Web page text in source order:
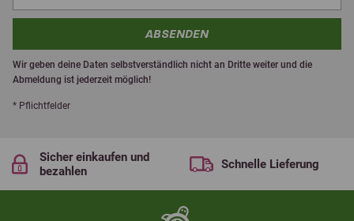
ABSENDEN
Wir geben deine Daten selbstverständlich nicht an Dritte weiter und die
Abmeldung ist jederzeit möglich!
* Pflichtfelder
Sicher einkaufen und
bezahlen
Schnelle Lieferung